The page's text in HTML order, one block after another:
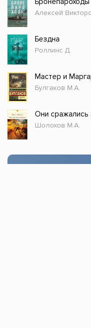
Алексей
Бездна
Роллинс Д.
Мастер и
Булгаков М.А.
Они сражались
Шолохов М.А.